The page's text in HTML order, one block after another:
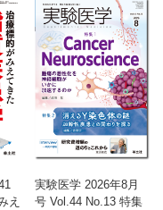
薬品分子設計へのAI活
る機械学習技術の展
創薬変革の最前線【芦
え
実験医学 2026年8月
号 Vol.44 No.13 特集